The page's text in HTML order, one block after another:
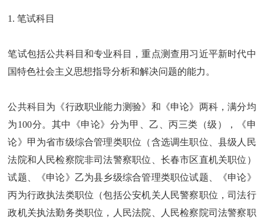
1. 笔试科目
笔试包括公共科目和专业科目，重点测查用习近平新时代中
国特色社会主义思想指导分析和解决问题的能力。
公共科目为《行政职业能力测验》和《申论》两科，满分均
为100分。其中《申论》分为甲、乙、丙三类（级），《申
论》甲为省市级综合管理类职位（含选调生职位、县级人民
法院和人民检察院非司法警察职位、长春市区直机关职位）
试题、《申论》乙为县乡级综合管理类职位试题、《申论》
丙为行政执法类职位（包括公安机关人民警察职位，司法行
政机关执法勤务类职位，人民法院、人民检察院司法警察职